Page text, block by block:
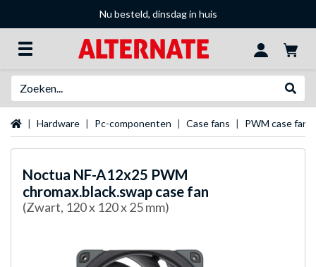
Nu besteld, dinsdag in huis
Startpagina
Hardware Pc-componenten Case fans PWM case fans
Noctua NF-A12x25 PWM
chromax.black.swap case fan
(Zwart, 120 x 120 x 25 mm)